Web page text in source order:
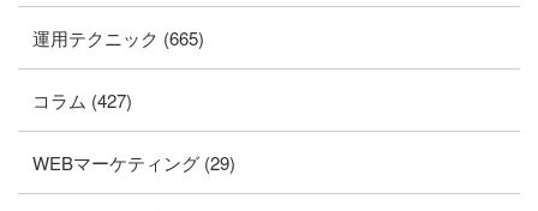
運用テクニック (665)
コラム (427)
WEBマーケティング (29)